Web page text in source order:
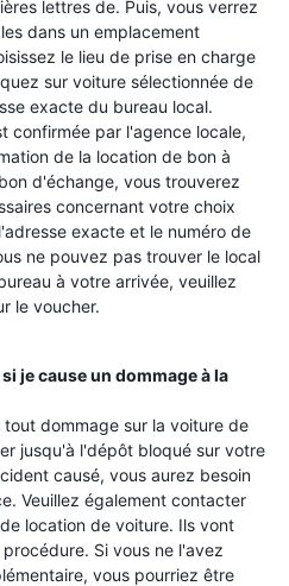
lettres de. Puis, vous verrez
dans un emplacement
le lieu de prise en charge
sur voiture sélectionnée de
exacte du bureau local.
confirmée par l'agence locale,
de la location de bon à
d'échange, vous trouverez
concernant votre choix
exacte et le numéro de
ne pouvez pas trouver le local
à votre arrivée, veuillez
le voucher.
je cause un dommage à la
dommage sur la voiture de
jusqu'à l'dépôt bloqué sur votre
causé, vous aurez besoin
Veuillez également contacter
location de voiture. Ils vont
Si vous ne l'avez
vous pourriez être